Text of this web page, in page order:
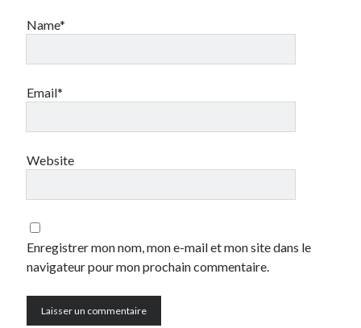
mai 2010
septembre 2009
juillet 2009
avril 2009
janvier 2009
décembre 2008
novembre 2008
septembre 2008
août 2008
Name*
Email*
Website
Enregistrer mon nom, mon e-mail et mon site dans le
navigateur pour mon prochain commentaire.